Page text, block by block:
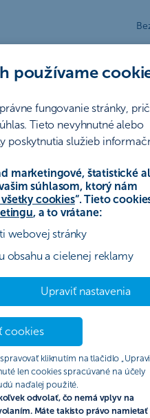
používame
fungovanie stránky,
Tieto nevyhnutné alebo
poskytnutia služieb
marketingové, štatistické
súhlasom, ktorý nám
cookies“. Tieto
, a to vrátane:
webovej stránky
obsahu a cielenej reklamy
Upraviť nastavenia
cookies
kliknutím na tlačidlo
len cookies spracúvané na účely
naďalej použité.
odvolať, čo nemá vplyv na
Máte takisto právo namietať
Ostatné Archív
banka, a. s., so sídlom
alebo „organizátor“).
tejto akcie (ďalej len
Občianskeho zákonníka v